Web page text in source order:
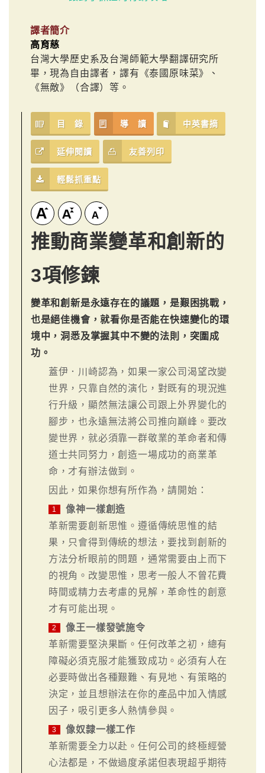
譯者簡介
高育慈
台灣大學歷史系及台灣師範大學翻譯研究所
畢，現為自由譯者，譯有《泰國原味菜》、
《無敵》（合譯）等。
目 錄 導 讀 中英書摘
延伸閱讀 友善列印
輕鬆抓重點
推動商業變革和創新的
3項修鍊
變革和創新是永遠存在的議題，是艱困挑戰，
也是絕佳機會，就看你是否能在快速變化的環
境中，洞悉及掌握其中不變的法則，突圍成
功。
蓋伊．川崎認為，如果一家公司渴望改變
世界，只靠自然的演化，對既有的現況進
行升級，顯然無法讓公司跟上外界變化的
腳步，也永遠無法將公司推向巔峰。要改
變世界，就必須靠一群敬業的革命者和傳
道士共同努力，創造一場成功的商業革
命，才有辦法做到。
因此，如果你想有所作為，請開始：
1
像神一樣創造
革新需要創新思惟。遵循傳統思惟的結
果，只會得到傳統的想法，要找到創新的
方法分析眼前的問題，通常需要由上而下
的視角。改變思惟，思考一般人不曾花費
時間或精力去考慮的見解，革命性的創意
才有可能出現。
2
像王一樣發號施令
革新需要堅決果斷。任何改革之初，總有
障礙必須克服才能獲致成功。必須有人在
必要時做出各種艱難、有見地、有策略的
決定，並且想辦法在你的產品中加入情感
因子，吸引更多人熱情參與。
3
像奴隸一樣工作
革新需要全力以赴。任何公司的終極經營
心法都是，不做過度承諾但表現超乎期待